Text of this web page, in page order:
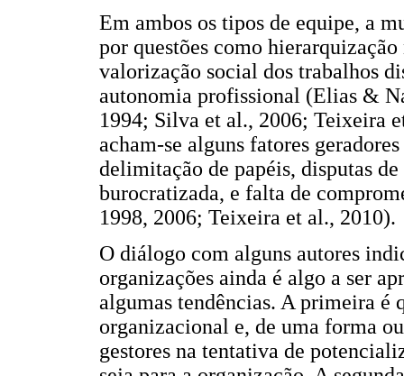
Em ambos os tipos de equipe, a
por questões como
valorização social dos trabalhos
autonomia profissional (Elias &
1994; Silva et al., 2006; Teixeira
acham-se alguns fatores
delimitação de papéis, disputas
burocratizada, e falta de
1998, 2006; Teixeira et al., 2010).
O diálogo com alguns autores
organizações ainda é algo a ser
algumas tendências. A primeira
organizacional e, de uma forma
gestores na tentativa de